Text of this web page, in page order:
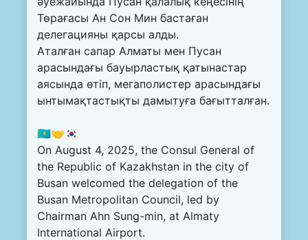
Төрағасы Ан Сон Мин бастаған
делегацияны қарсы алды.
Аталған сапар Алматы мен Пусан
арасындағы бауырластық қатынастар
аясында өтіп, мегаполистер арасындағы
ынтымақтастықты дамытуға бағытталған.
🇰🇿🤝🇰🇷
On August 4, 2025, the Consul General of
the Republic of Kazakhstan in the city of
Busan welcomed the delegation of the
Busan Metropolitan Council, led by
Chairman Ahn Sung-min, at Almaty
International Airport.